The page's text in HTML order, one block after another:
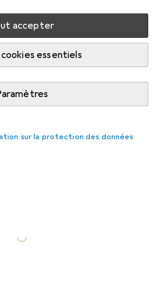
accepter
cookies essentiels
sur la protection des données